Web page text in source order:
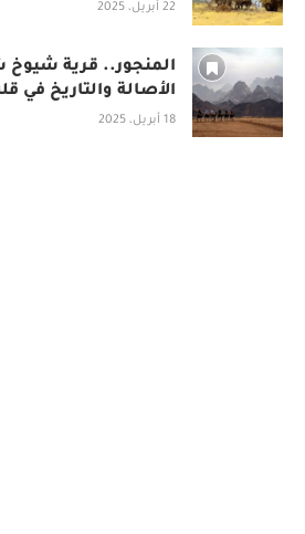
22 أبريل، 2025
المنجور.. قرية
الأصالة والتاريخ في
18 أبريل، 2025